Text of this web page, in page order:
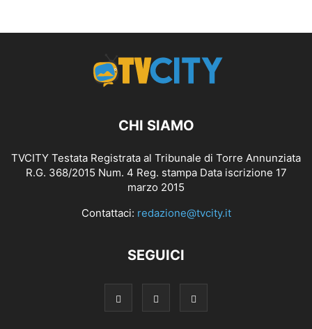
CHI SIAMO
TVCITY Testata Registrata al Tribunale di Torre Annunziata
R.G. 368/2015 Num. 4 Reg. stampa Data iscrizione 17
marzo 2015
Contattaci: redazione@tvcity.it
SEGUICI